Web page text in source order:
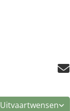

Uitvaartwensen